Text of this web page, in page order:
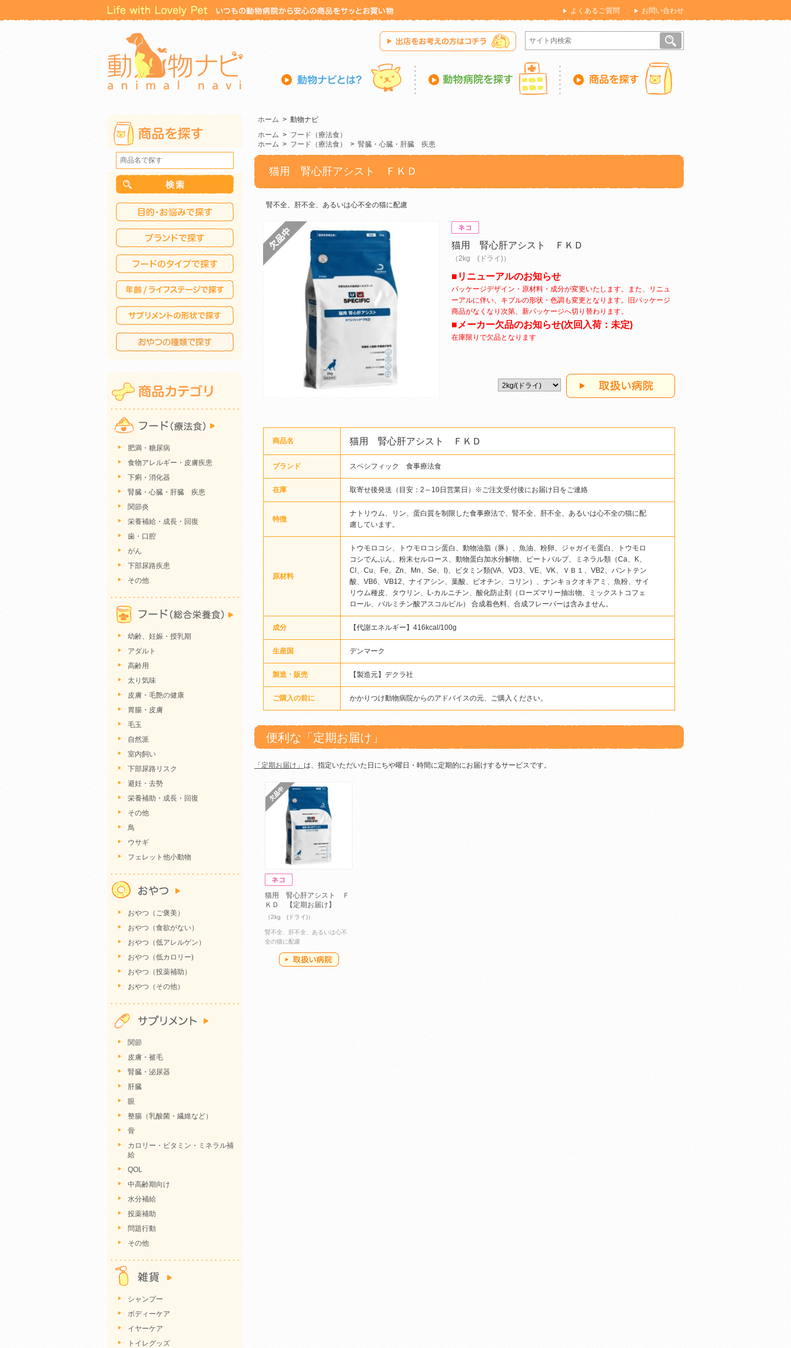
よくあるご質問 お問い合わせ
ホーム > 動物ナビ
ホーム > フード（療法食）
ホーム > フード（療法食） > 腎臓・心臓・肝臓 疾患
猫用 腎心肝アシスト ＦＫＤ
腎不全、肝不全、あるいは心不全の猫に配慮
猫用 腎心肝アシスト ＦＫＤ
（2kg (ドライ)）
■リニューアルのお知らせ
パッケージデザイン・原材料・成分が変更いたします。また、リニュ
ーアルに伴い、キブルの形状・色調も変更となります。旧パッケージ
商品がなくなり次第、新パッケージへ切り替わります。
■メーカー欠品のお知らせ(次回入荷：未定)
在庫限りで欠品となります
商品名 猫用 腎心肝アシスト ＦＫＤ
ブランド スペシフィック 食事療法食
在庫 取寄せ後発送（目安：2～10日営業日）※ご注文受付後にお届け日をご連絡
特徴
ナトリウム、リン、蛋白質を制限した食事療法で、腎不全、肝不全、あるいは心不全の猫に配
慮しています。
原材料
トウモロコシ、トウモロコシ蛋白、動物油脂（豚）、魚油、粉卵、ジャガイモ蛋白、トウモロ
コシでんぷん、粉末セルロース、動物蛋白加水分解物、ピートパルプ、ミネラル類（Ca、K、
Cl、Cu、Fe、Zn、Mn、Se、I)、ビタミン類(VA、VD3、VE、VK、ＶＢ１、VB2、パントテン
酸、VB6、VB12、ナイアシン、葉酸、ビオチン、コリン）、ナンキョクオキアミ、魚粉、サイ
リウム種皮、タウリン、L-カルニチン、酸化防止剤（ローズマリー抽出物、ミックストコフェ
ロール、パルミチン酸アスコルビル） 合成着色料、合成フレーバーは含みません。
成分 【代謝エネルギー】416kcal/100g
生産国 デンマーク
製造・販売 【製造元】デクラ社
ご購入の前に かかりつけ動物病院からのアドバイスの元、ご購入ください。
便利な「定期お届け」
「定期お届け」 は、指定いただいた日にちや曜日・時間に定期的にお届けするサービスです。
猫用 腎心肝アシスト Ｆ
ＫＤ 【定期お届け】
（2kg (ドライ)）
腎不全、肝不全、あるいは心不
全の猫に配慮
肥満・糖尿病
食物アレルギー・皮膚疾患
下痢・消化器
腎臓・心臓・肝臓 疾患
関節炎
栄養補給・成長・回復
歯・口腔
がん
下部尿路疾患
その他
幼齢、妊娠・授乳期
アダルト
高齢用
太り気味
皮膚・毛艶の健康
胃腸・皮膚
毛玉
自然派
室内飼い
下部尿路リスク
避妊・去勢
栄養補助・成長・回復
その他
鳥
ウサギ
フェレット他小動物
おやつ（ご褒美）
おやつ（食欲がない）
おやつ（低アレルゲン）
おやつ（低カロリー)
おやつ（投薬補助）
おやつ（その他）
関節
皮膚・被毛
腎臓・泌尿器
肝臓
眼
整腸（乳酸菌・繊維など）
骨
カロリー・ビタミン・ミネラル補
給
QOL
中高齢期向け
水分補給
投薬補助
問題行動
その他
シャンプー
ボディーケア
イヤーケア
トイレグッズ